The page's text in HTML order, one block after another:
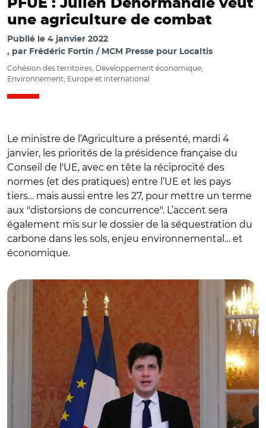
PFUE : Julien Denormandie veut
une agriculture de combat
Publié le 4 janvier 2022
par Frédéric Fortin / MCM Presse pour Localtis
Cohésion des territoires, Développement économique,
Environnement, Europe et international
Le ministre de l’Agriculture a présenté, mardi 4
janvier, les priorités de la présidence française du
Conseil de l'UE, avec en tête la réciprocité des
normes (et des pratiques) entre l’UE et les pays
tiers… mais aussi entre les 27, pour mettre un terme
aux "distorsions de concurrence". L’accent sera
également mis sur le dossier de la séquestration du
carbone dans les sols, enjeu environnemental… et
économique.
© Capture vidéo de la conférence de presse de rentrée de